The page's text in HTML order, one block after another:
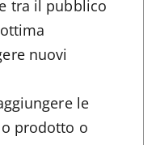
tra il pubblico
nuovi
le
prodotto o